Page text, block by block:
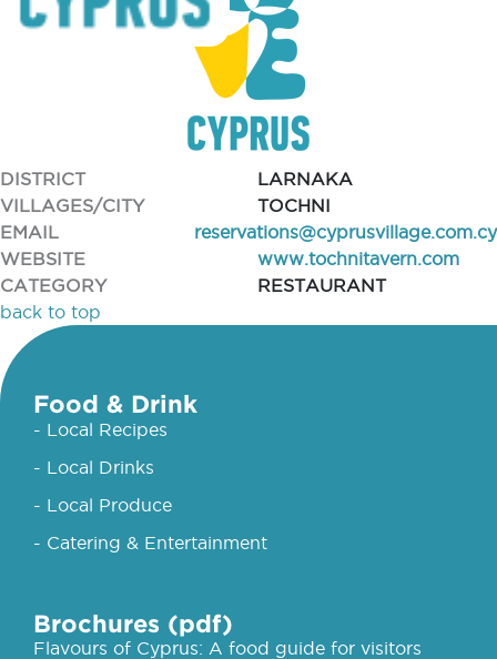
DISTRICT
LARNAKA
VILLAGES/CITY
TOCHNI
EMAIL
reservations@cyprusvillage.com.cy
WEBSITE
www.tochnitavern.com
CATEGORY
RESTAURANT
back to top
Food & Drink
- Local Recipes
- Local Drinks
- Local Produce
- Catering & Entertainment
Brochures (pdf)
Flavours of Cyprus: A food guide for visitors